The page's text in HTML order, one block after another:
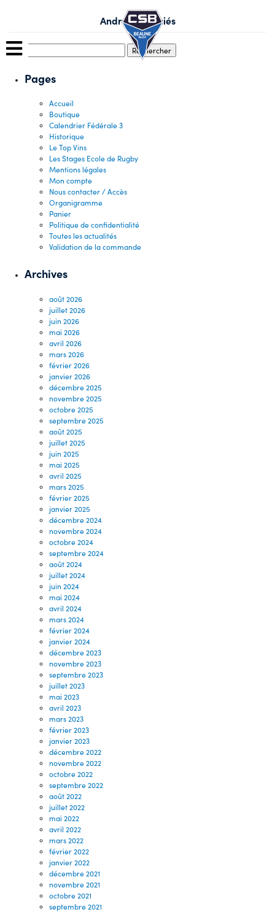
André & Associés
Pages
Accueil
Boutique
Calendrier Fédérale 3
Historique
Le Top Vins
Les Stages Ecole de Rugby
Mentions légales
Mon compte
Nous contacter / Accès
Organigramme
Panier
Politique de confidentialité
Toutes les actualités
Validation de la commande
Archives
août 2026
juillet 2026
juin 2026
mai 2026
avril 2026
mars 2026
février 2026
janvier 2026
décembre 2025
novembre 2025
octobre 2025
septembre 2025
août 2025
juillet 2025
juin 2025
mai 2025
avril 2025
mars 2025
février 2025
janvier 2025
décembre 2024
novembre 2024
octobre 2024
septembre 2024
août 2024
juillet 2024
juin 2024
mai 2024
avril 2024
mars 2024
février 2024
janvier 2024
décembre 2023
novembre 2023
septembre 2023
juillet 2023
mai 2023
avril 2023
mars 2023
février 2023
janvier 2023
décembre 2022
novembre 2022
octobre 2022
septembre 2022
août 2022
juillet 2022
mai 2022
avril 2022
mars 2022
février 2022
janvier 2022
décembre 2021
novembre 2021
octobre 2021
septembre 2021